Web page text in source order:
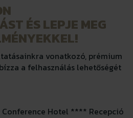
ÉS LEPJE MEG
vonatkozó, prémium
a felhasználás lehetőségét
Hotel **** Recepció